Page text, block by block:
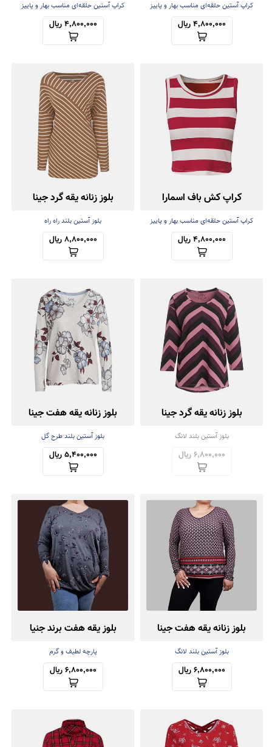
کراپ آستین حلقه‌ای مناسب بهار و پاییز
4,800,000 ریال
کراپ آستین حلقه‌ای مناسب بهار و پاییز
4,800,000 ریال
کراپ کش باف اسمارا
کراپ آستین حلقه‌ای مناسب بهار و پاییز
4,800,000 ریال
بلوز زنانه یقه گرد جینا
بلوز آستین بلند راه راه
8,800,000 ریال
بلوز زنانه یقه گرد جینا
بلوز آستین بلند لانگ
6,800,000 ریال
بلوز زنانه یقه هفت جینا
بلوز آستین بلند طرح گل
5,400,000 ریال
بلوز زنانه یقه هفت جینا
بلوز آستین بلند لانگ
6,800,000 ریال
بلوز یقه هفت برند جنیا
پارچه لطیف و گرم
6,800,000 ریال